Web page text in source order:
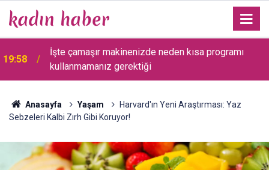
19:58
İşte çamaşır makinenizde neden kısa programı
kullanmamanız gerektiği
Anasayfa Yaşam
Harvard'ın Yeni Araştırması: Yaz
Sebzeleri Kalbi Zırh Gibi Koruyor!